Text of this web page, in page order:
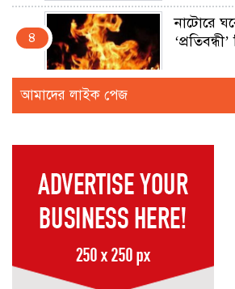
৪
নাটোরে
৫
ফেইসবুক
৭
পুলিশি
আমাদের লাইক পেজ